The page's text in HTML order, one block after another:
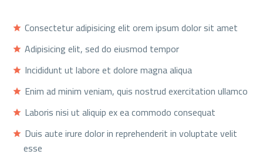
Consectetur adipisicing elit orem ipsum dolor sit amet
Adipisicing elit, sed do eiusmod tempor
Incididunt ut labore et dolore magna aliqua
Enim ad minim veniam, quis nostrud exercitation ullamco
Laboris nisi ut aliquip ex ea commodo consequat
Duis aute irure dolor in reprehenderit in voluptate velit
esse